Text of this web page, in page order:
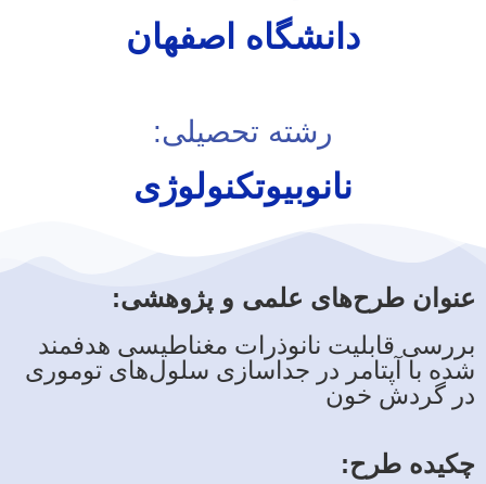
دانشگاه اصفهان
رشته تحصیلی:
نانوبیوتکنولوژی
عنوان طرح‌های علمی و پژوهشی:
بررسی قابلیت نانوذرات مغناطیسی هدفمند
شده با آپتامر در جداسازی سلول‌های توموری
در گردش خون
چکیده طرح‌: